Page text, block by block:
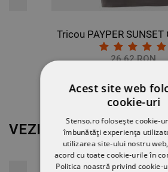
26,62 RON
VEZI MAI MULT
Acest site web
cookie-uri
Stenso.ro folosește cookie-
îmbunătăți experiența
utilizarea site-ului nostru
acord cu toate cookie-urile în
Politica noastră privind cookie-